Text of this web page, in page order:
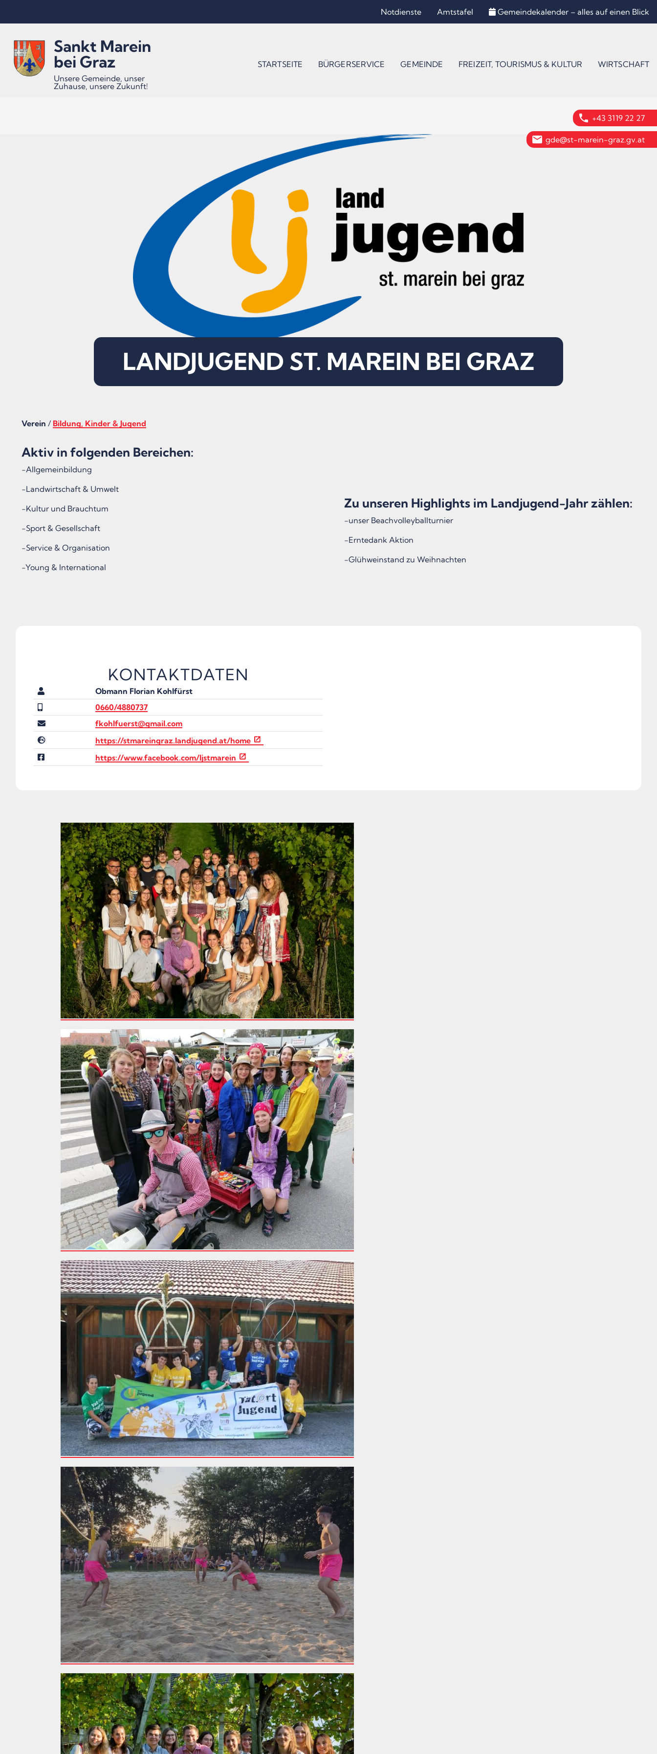
Inhalt
Accesskey
Hauptmenü
Accesskey
Quicklinks
Accesskey
Notdienste Amtstafel Gemeindekalender – alles auf einen Blick
Sankt Marein
bei Graz
Unsere Gemeinde, unser
Zuhause, unsere Zukunft!
STARTSEITE BÜRGERSERVICE GEMEINDE FREIZEIT, TOURISMUS & KULTUR WIRTSCHAFT
phone +43 3119 22 27
email gde@st-marein-graz.gv.at
LANDJUGEND ST. MAREIN BEI GRAZ
Verein / Bildung, Kinder & Jugend
Aktiv in folgenden Bereichen:
-Allgemeinbildung
-Landwirtschaft & Umwelt
-Kultur und Brauchtum
-Sport & Gesellschaft
-Service & Organisation
-Young & International
Zu unseren Highlights im Landjugend-Jahr zählen:
-unser Beachvolleyballturnier
-Erntedank Aktion
-Glühweinstand zu Weihnachten
KONTAKTDATEN
Obmann Florian Kohlfürst
0660/4880737
fkohlfuerst@gmail.com
https://stmareingraz.landjugend.at/home
https://www.facebook.com/ljstmarein